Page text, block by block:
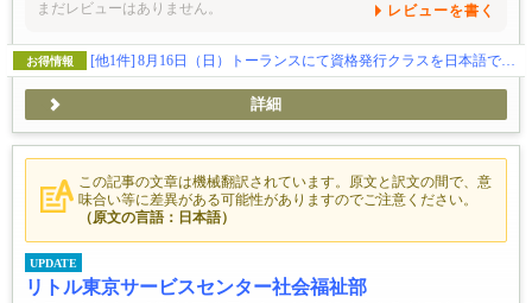
まだレビューはありません。 レビューを書く
お得情報 [他1件] 8月16日（日）トーランスにて資格発行クラスを日本語で開催。喉詰まりの救助法が新たに変わりましたので飲食関係の方は是非お勧めです。
詳細
この記事の文章は機械翻訳されています。原文と訳文の間で、意
味合い等に差異がある可能性がありますのでご注意ください。
（原文の言語：日本語）
UPDATE
リトル東京サービスセンター社会福祉部